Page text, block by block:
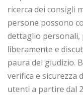
ricerca dei consigli
persone possono
dettaglio
liberamente e
paura del giudizio.
verifica e sicurezza
utenti a partire dal